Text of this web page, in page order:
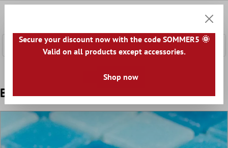
Koszyk
Basenowa Mozaika Pazifik Papier Klejony
Secure your discount now with the code SOMMER5 🌞
Valid on all products except accessories.
Shop now